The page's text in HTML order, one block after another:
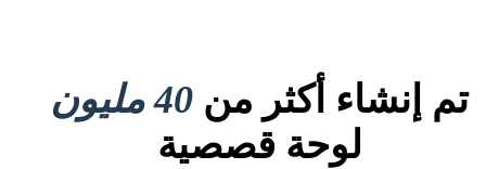
تم إنشاء أكثر من 40 مليون
لوحة قصصية